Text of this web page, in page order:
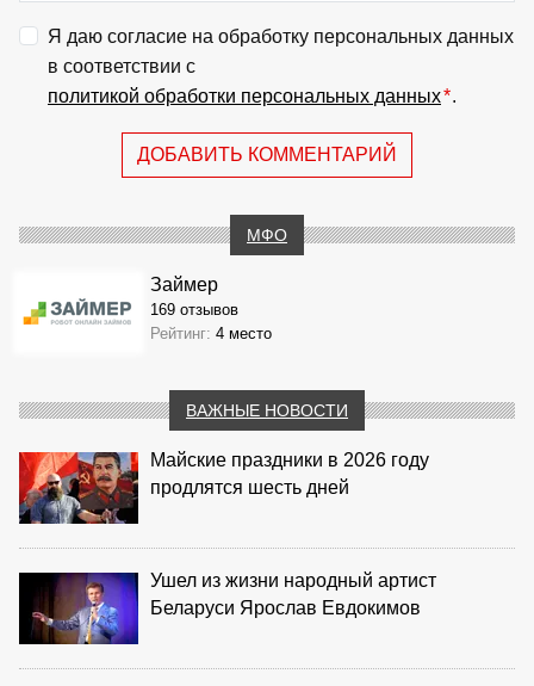
Я даю согласие на обработку персональных данных
в соответствии с
политикой обработки персональных данных*.
ДОБАВИТЬ КОММЕНТАРИЙ
МФО
Займер
169 отзывов
Рейтинг: 4 место
ВАЖНЫЕ НОВОСТИ
Майские праздники в 2026 году
продлятся шесть дней
Ушел из жизни народный артист
Беларуси Ярослав Евдокимов